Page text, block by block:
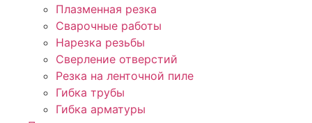
Плазменная резка
Сварочные работы
Нарезка резьбы
Сверление отверстий
Резка на ленточной пиле
Гибка трубы
Гибка арматуры